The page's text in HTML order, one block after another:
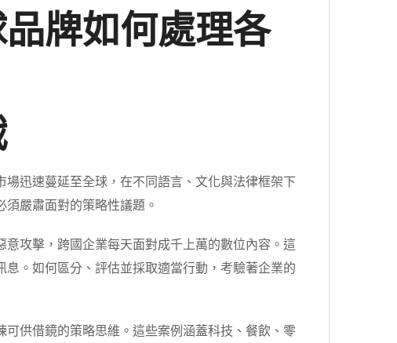
牌如何處理各
迅速蔓延至全球，在不同語言、文化與法律框架下
嚴肅面對的策略性議題。
攻擊，跨國企業每天面對成千上萬的數位內容。這
。如何區分、評估並採取適當行動，考驗著企業的
供借鏡的策略思維。這些案例涵蓋科技、餐飲、零